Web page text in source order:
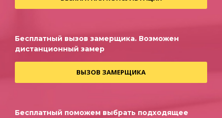
Бесплатный вызов замерщика. Возможен
дистанционный замер
ВЫЗОВ ЗАМЕРЩИКА
Бесплатный поможем выбрать подходящее